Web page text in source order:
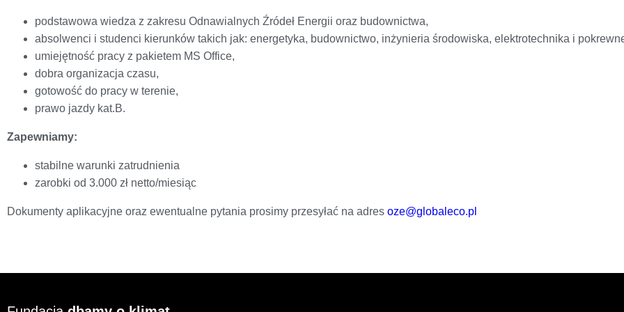
podstawowa wiedza z zakresu Odnawialnych Źródeł Energii oraz budownictwa,
absolwenci i studenci kierunków takich jak: energetyka, budownictwo, inżynieria środowiska, elektrotechnika i
umiejętność pracy z pakietem MS Office,
dobra organizacja czasu,
gotowość do pracy w terenie,
prawo jazdy kat.B.
Zapewniamy:
stabilne warunki zatrudnienia
zarobki od 3.000 zł netto/miesiąc
Dokumenty aplikacyjne oraz ewentualne pytania prosimy przesyłać na adres oze@globaleco.pl